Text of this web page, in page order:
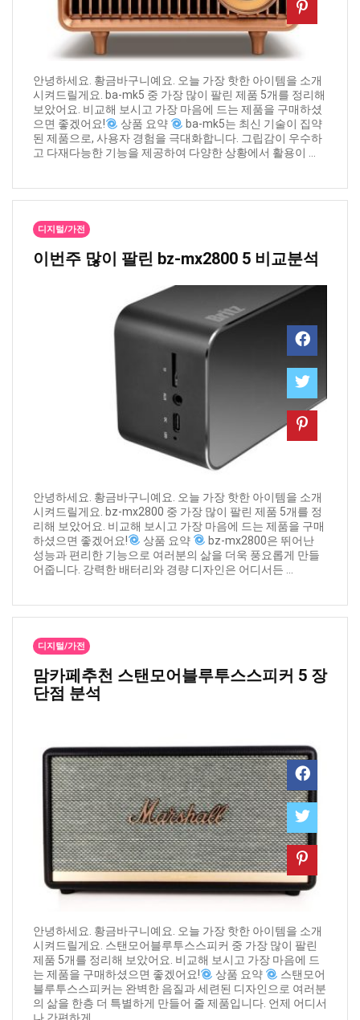
안녕하세요. 황금바구니예요. 오늘 가장 핫한 아이템을 소개
시켜드릴게요. ba-mk5 중 가장 많이 팔린 제품 5개를 정리해
보았어요. 비교해 보시고 가장 마음에 드는 제품을 구매하셨
으면 좋겠어요!
상품 요약
ba-mk5는 최신 기술이 집약
된 제품으로, 사용자 경험을 극대화합니다. 그립감이 우수하
고 다재다능한 기능을 제공하여 다양한 상황에서 활용이 ...
디지털/가전
이번주 많이 팔린 ​bz-mx2800 5 비교분석
안녕하세요. 황금바구니예요. 오늘 가장 핫한 아이템을 소개
시켜드릴게요. bz-mx2800 중 가장 많이 팔린 제품 5개를 정
리해 보았어요. 비교해 보시고 가장 마음에 드는 제품을 구매
하셨으면 좋겠어요!
상품 요약
bz-mx2800은 뛰어난
성능과 편리한 기능으로 여러분의 삶을 더욱 풍요롭게 만들
어줍니다. 강력한 배터리와 경량 디자인은 어디서든 ...
디지털/가전
맘카페추천 ​스탠모어블루투스스피커 5 장
단점 분석
안녕하세요. 황금바구니예요. 오늘 가장 핫한 아이템을 소개
시켜드릴게요. 스탠모어블루투스스피커 중 가장 많이 팔린
제품 5개를 정리해 보았어요. 비교해 보시고 가장 마음에 드
는 제품을 구매하셨으면 좋겠어요!
상품 요약
스탠모어
블루투스스피커는 완벽한 음질과 세련된 디자인으로 여러분
의 삶을 한층 더 특별하게 만들어 줄 제품입니다. 언제 어디서